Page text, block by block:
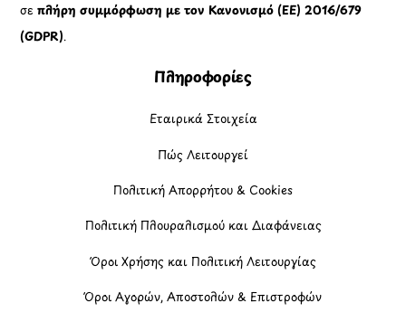
σεπλήρη συμμόρφωση με τον Κανονισμό (ΕΕ) 2016/679
(GDPR).
Πληροφορίες
Εταιρικά Στοιχεία
Πώς Λειτουργεί
Πολιτική Απορρήτου & Cookies
Πολιτική Πλουραλισμού και Διαφάνειας
Όροι Χρήσης και Πολιτική Λειτουργίας
Όροι Αγορών, Αποστολών & Επιστροφών